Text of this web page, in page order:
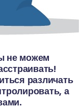
не можем
различать
а